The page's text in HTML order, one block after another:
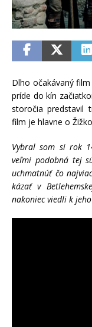
Dlho očakávaný film
príde do kín
storočia predstavil
film je hlavne o
Vybral som si rok
veľmi podobná tej
uchmatnúť čo
kázať v
nakoniec viedli k